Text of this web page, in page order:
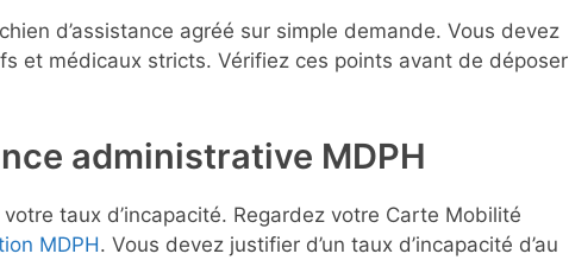
d’assistance agréé sur simple demande. Vous devez
et médicaux stricts. Vérifiez ces points avant de déposer
administrative MDPH
taux d’incapacité. Regardez votre Carte Mobilité
MDPH. Vous devez justifier d’un taux d’incapacité d’au